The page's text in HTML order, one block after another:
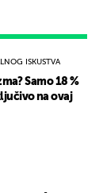
ISKUSTVA
Samo 18 %
na ovaj